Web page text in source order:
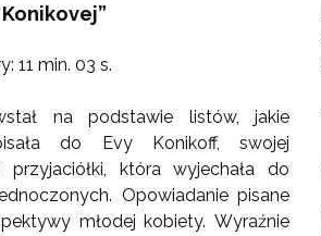
11 min. 03 s.
na podstawie listów, jakie
do Evy Konikoff, swojej
przyjaciółki, która wyjechała do
Opowiadanie pisane
młodej kobiety. Wyraźnie